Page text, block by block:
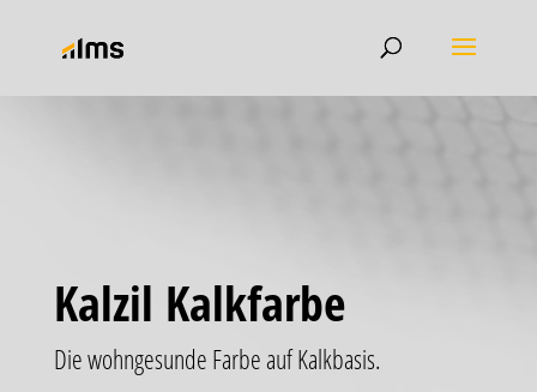
Kalzil Kalkfarbe
Die wohngesunde Farbe auf Kalkbasis.